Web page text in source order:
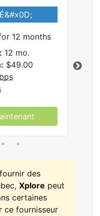
12 months
12 mo.
$49.00
des
Xplore peut
certaines
ce fournisseur